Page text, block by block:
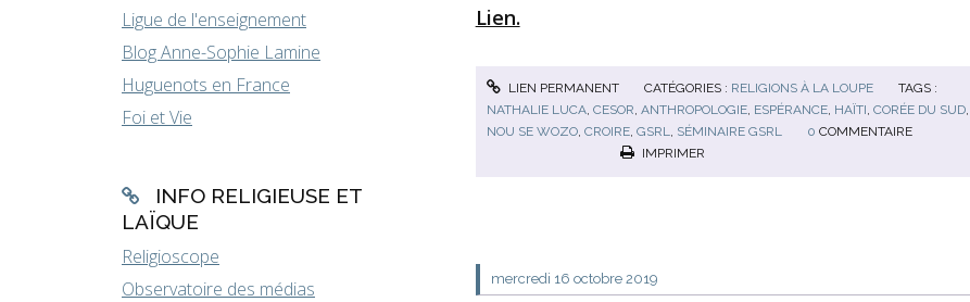
Ligue de l'enseignement
Blog Anne-Sophie Lamine
Huguenots en France
Foi et Vie
INFO RELIGIEUSE ET
LAÏQUE
Religioscope
Observatoire des médias
Lien.
LIEN PERMANENT CATÉGORIES : RELIGIONS À LA LOUPE
TAGS :
NATHALIE LUCA, CESOR ANTHROPOLOGIE, ESPÉRANCE, HAÏTI CORÉE DU SUD,
NOU SE WOZO, CROIRE, GSRL SÉMINAIRE GSRL 0 COMMENTAIRE
IMPRIMER
mercredi 16 octobre 2019